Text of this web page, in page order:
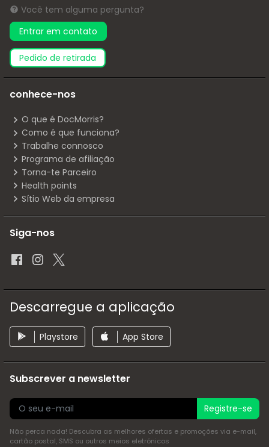
Você tem alguma pergunta?
Entrar em contato
pedido de retirada
conhece-nos
O que é DocMorris?
Como é que funciona?
Trabalhe connosco
Programa de afiliação
Torna-te Parceiro
Health points
Sítio Web da empresa
Siga-nos
Descarregue a aplicação
Playstore App Store
Subscrever a newsletter
Registre-se
Não perca nada! Descubra as melhores ofertas e promoções via e-mail,
cartão postal, SMS ou outros meios eletrónicos